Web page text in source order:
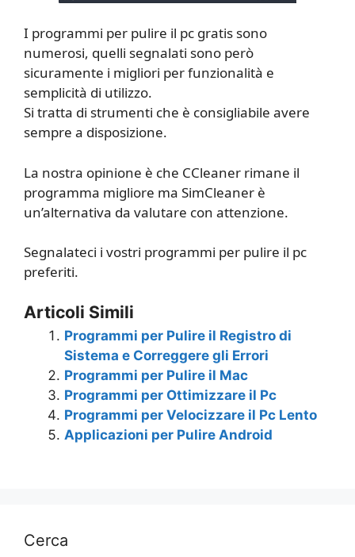
I programmi per pulire il pc gratis sono
numerosi, quelli segnalati sono però
sicuramente i migliori per funzionalità e
semplicità di utilizzo.
Si tratta di strumenti che è consigliabile avere
sempre a disposizione.
La nostra opinione è che CCleaner rimane il
programma migliore ma SimCleaner è
un’alternativa da valutare con attenzione.
Segnalateci i vostri programmi per pulire il pc
preferiti.
Articoli Simili
Programmi per Pulire il Registro di
Sistema e Correggere gli Errori
Programmi per Pulire il Mac
Programmi per Ottimizzare il Pc
Programmi per Velocizzare il Pc Lento
Applicazioni per Pulire Android
Cerca